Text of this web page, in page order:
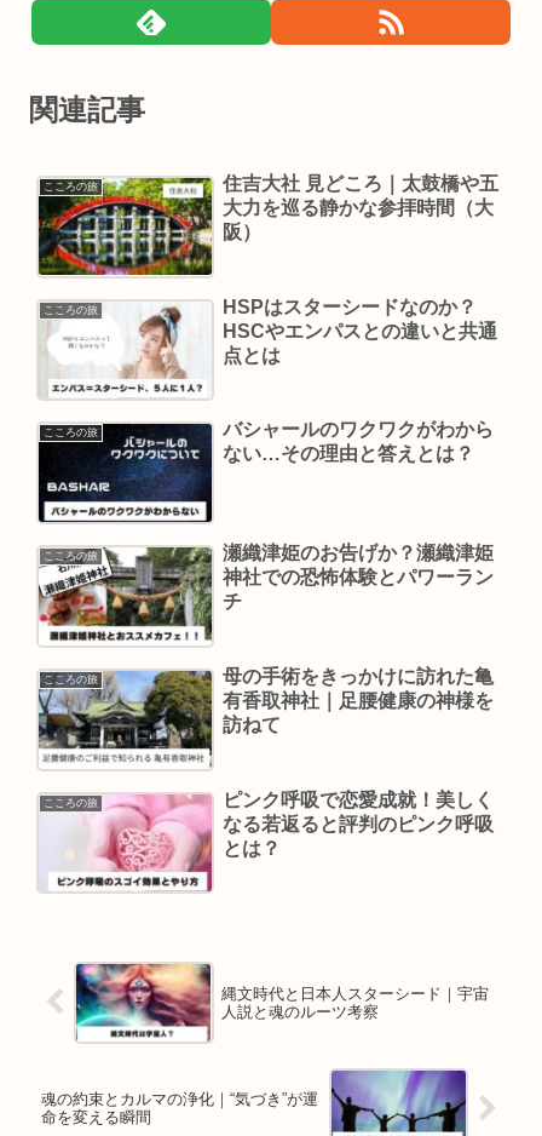
関連記事
こころの旅
住吉大社 見どころ｜太鼓橋や五
大力を巡る静かな参拝時間（大
阪）
こころの旅
HSPはスターシードなのか？
HSCやエンパスとの違いと共通
点とは
こころの旅
バシャールのワクワクがわから
ない…その理由と答えとは？
こころの旅
瀬織津姫のお告げか？瀬織津姫
神社での恐怖体験とパワーラン
チ
こころの旅
母の手術をきっかけに訪れた亀
有香取神社｜足腰健康の神様を
訪ねて
こころの旅
ピンク呼吸で恋愛成就！美しく
なる若返ると評判のピンク呼吸
とは？
縄文時代と日本人スターシード｜宇宙
人説と魂のルーツ考察
魂の約束とカルマの浄化｜“気づき”が運
命を変える瞬間